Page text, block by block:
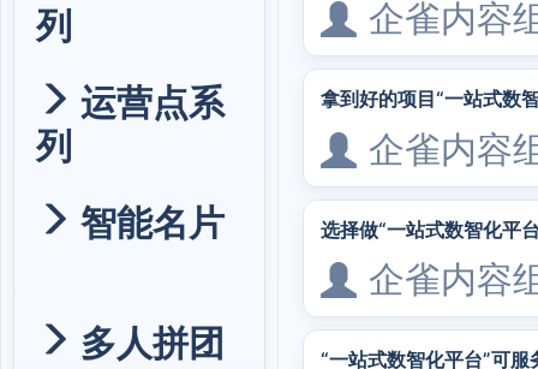
列
运营点系
列
智能名片
多人拼团
企雀内容
拿到好的项目“一站式数
企雀内容
选择做“一站式数智化平
企雀内容
“一站式数智化平台”可